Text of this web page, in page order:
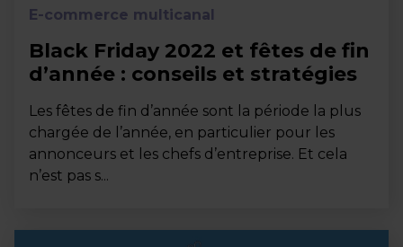
E-commerce multicanal
Black Friday 2022 et fêtes de fin
d’année : conseils et stratégies
Les fêtes de fin d’année sont la période la plus
chargée de l’année, en particulier pour les
annonceurs et les chefs d’entreprise. Et cela
n’est pas s...